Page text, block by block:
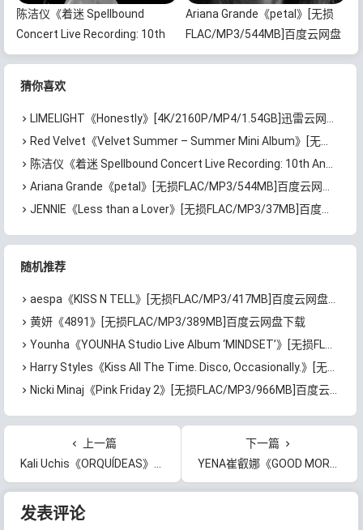
陈洁仪《着迷 Spellbound
Concert Live Recording: 10th
Anniversary (Live)》[无损
下载
Ariana Grande《petal》[无损
FLAC/MP3/544MB]百度云网盘
下载
猜你喜欢
LIMELIGHT《Honestly》[4K/2160P/MP4/1.54GB]迅雷云网盘下载
Red Velvet《Velvet Summer – Summer Mini Album》[无损FLAC/MP3/372MB]百度云网盘下载
陈洁仪《着迷 Spellbound Concert Live Recording: 10th Anniversary (Live)》[无损FLAC/MP3/671MB]百度云网盘下载
Ariana Grande《petal》[无损FLAC/MP3/544MB]百度云网盘下载
JENNIE《Less than a Lover》[无损FLAC/MP3/37MB]百度云网盘下载
随机推荐
aespa《KISS N TELL》[无损FLAC/MP3/417MB]百度云网盘下载
黄妍《4891》[无损FLAC/MP3/389MB]百度云网盘下载
Younha《YOUNHA Studio Live Album ‘MINDSET’》[无损FLAC/MP3/851MB]百度云网盘下载
Harry Styles《Kiss All The Time. Disco, Occasionally.》[无损FLAC/MP3/839MB]百度云网盘下载
Nicki Minaj《Pink Friday 2》[无损FLAC/MP3/966MB]百度云网盘下载
上一篇
Kali Uchis《ORQUÍDEAS》[无损FLAC/MP3/631MB]百度云网盘下载
下一篇
YENA崔叡娜《GOOD MORNING》[无损FLAC/MP3/221MB]百度云网盘下载
文章导航
发表评论